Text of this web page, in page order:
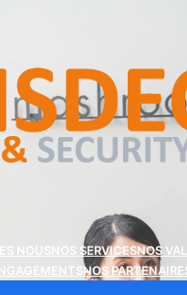
NOUSNOS SERVICESNOS
NOS